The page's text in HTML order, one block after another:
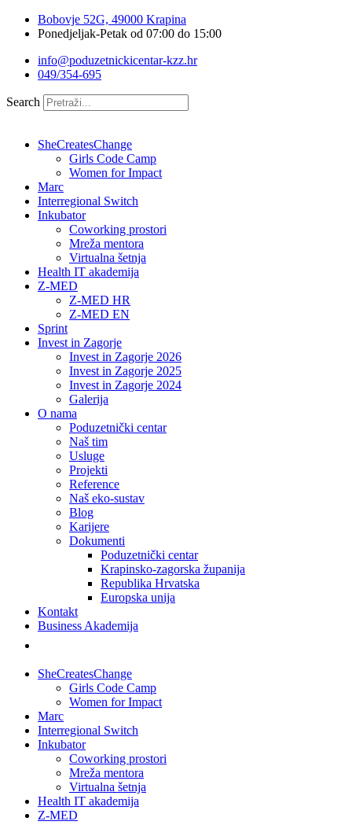
Bobovje 52G, 49000 Krapina
Ponedjeljak-Petak od 07:00 do 15:00
info@poduzetnickicentar-kzz.hr
049/354-695
Search
SheCreatesChange
Girls Code Camp
Women for Impact
Marc
Interregional Switch
Inkubator
Coworking prostori
Mreža mentora
Virtualna šetnja
Health IT akademija
Z-MED
Z-MED HR
Z-MED EN
Sprint
Invest in Zagorje
Invest in Zagorje 2026
Invest in Zagorje 2025
Invest in Zagorje 2024
Galerija
O nama
Poduzetnički centar
Naš tim
Usluge
Projekti
Reference
Naš eko-sustav
Blog
Karijere
Dokumenti
Poduzetnički centar
Krapinsko-zagorska županija
Republika Hrvatska
Europska unija
Kontakt
Business Akademija
SheCreatesChange
Girls Code Camp
Women for Impact
Marc
Interregional Switch
Inkubator
Coworking prostori
Mreža mentora
Virtualna šetnja
Health IT akademija
Z-MED